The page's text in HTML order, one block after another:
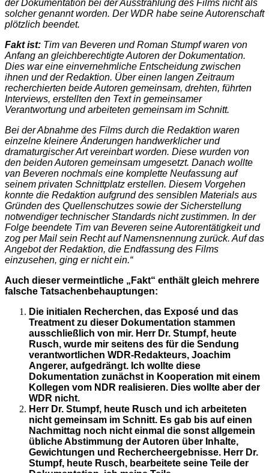
der Dokumentation bei der Ausstrahlung des Films nicht als
solcher genannt worden. Der WDR habe seine Autorenschaft
plötzlich beendet.
Fakt ist: Tim van Beveren und Roman Stumpf waren von
Anfang an gleichberechtigte Autoren der Dokumentation.
Dies war eine einvernehmliche Entscheidung zwischen
ihnen und der Redaktion. Über einen langen Zeitraum
recherchierten beide Autoren gemeinsam, drehten, führten
Interviews, erstellten den Text in gemeinsamer
Verantwortung und arbeiteten gemeinsam im Schnitt.
Bei der Abnahme des Films durch die Redaktion waren
einzelne kleinere Änderungen handwerklicher und
dramaturgischer Art vereinbart worden. Diese wurden von
den beiden Autoren gemeinsam umgesetzt. Danach wollte
van Beveren nochmals eine komplette Neufassung auf
seinem privaten Schnittplatz erstellen. Diesem Vorgehen
konnte die Redaktion aufgrund des sensiblen Materials aus
Gründen des Quellenschutzes sowie der Sicherstellung
notwendiger technischer Standards nicht zustimmen. In der
Folge beendete Tim van Beveren seine Autorentätigkeit und
zog per Mail sein Recht auf Namensnennung zurück. Auf das
Angebot der Redaktion, die Endfassung des Films
einzusehen, ging er nicht ein.“
Auch dieser vermeintliche „Fakt“ enthält gleich mehrere
falsche Tatsachenbehauptungen:
Die initialen Recherchen, das Exposé und das
Treatment zu dieser Dokumentation stammen
ausschließlich von mir. Herr Dr. Stumpf, heute
Rusch, wurde mir seitens des für die Sendung
verantwortlichen WDR-Redakteurs, Joachim
Angerer, aufgedrängt. Ich wollte diese
Dokumentation zunächst in Kooperation mit einem
Kollegen vom NDR realisieren. Dies wollte aber der
WDR nicht.
Herr Dr. Stumpf, heute Rusch und ich arbeiteten
nicht gemeinsam im Schnitt. Es gab bis auf einen
Nachmittag noch nicht einmal die sonst allgemein
übliche Abstimmung der Autoren über Inhalte,
Gewichtungen und Rechercheergebnisse. Herr Dr.
Stumpf, heute Rusch, bearbeitete seine Teile der